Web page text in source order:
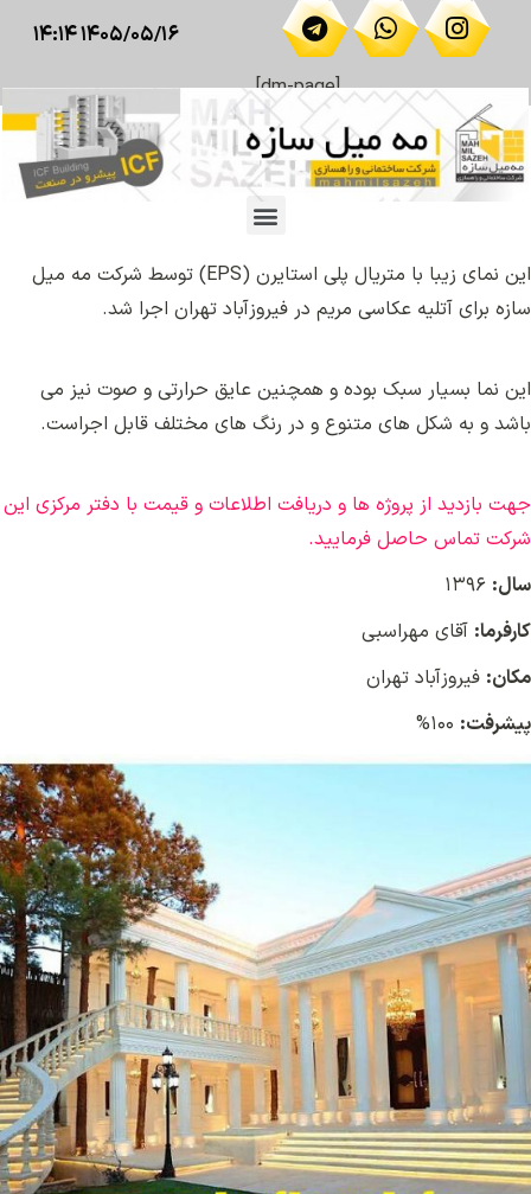
۱۴۰۵/۰۵/۱۶ ۱۴:۱۴
[dm-page]
این نمای زیبا با متریال پلی استایرن (EPS) توسط شرکت مه میل
سازه برای آتلیه عکاسی مریم در فیروزآباد تهران اجرا شد.
این نما بسیار سبک بوده و همچنین عایق حرارتی و صوت نیز می
باشد و به شکل های متنوع و در رنگ های مختلف قابل اجراست.
جهت بازدید از پروژه ها و دریافت اطلاعات و قیمت با دفتر مرکزی این
شرکت تماس حاصل فرمایید.
سال:
کارفرما: آقای مهراسبی
مکان: فیروزآباد تهران
پیشرفت: